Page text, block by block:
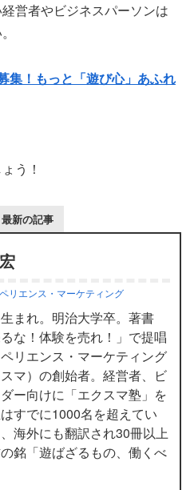
営者やビジネスパーソンは
。
集！もっと「遊び心」あふれ
う！
最新の記事
リエンス・マーケティング
まれ。明治大学卒。著書
るな！体験を売れ！」で提唱
リエンス・マーケティング
スマ）の創始者。経営者、ビ
ー向けに「エクスマ塾」を
すでに1000名を超えてい
海外にも翻訳され30冊以上
銘「遊ばざるもの、働くべ